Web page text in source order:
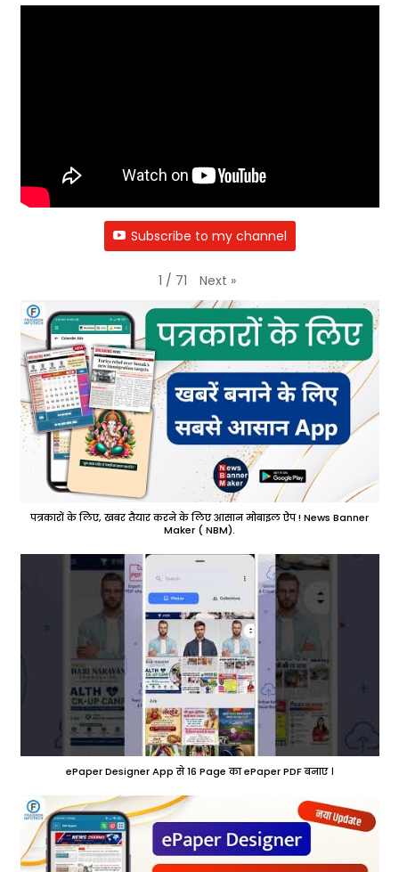
Subscribe to my channel
1 / 71 Next »
पत्रकारों के लिए, खबर तैयार करने के लिए आसान मोबाइल ऐप ! News Banner
Maker ( NBM).
ePaper Designer App से 16 Page का ePaper PDF बनाए ।